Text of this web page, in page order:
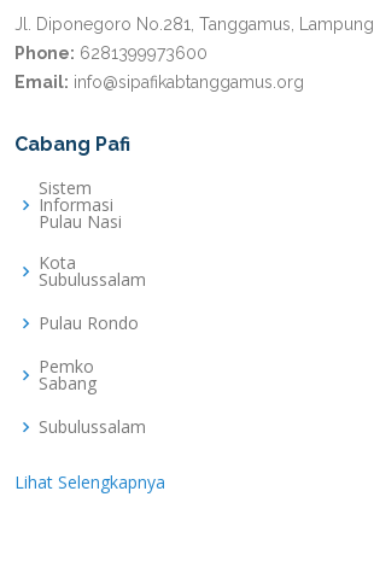
Jl. Diponegoro No.281, Tanggamus, Lampung
Phone: 6281399973600
Email: info@sipafikabtanggamus.org
Cabang Pafi
Sistem
Informasi
Pulau Nasi
Kota
Subulussalam
Pulau Rondo
Pemko
Sabang
Subulussalam
Lihat Selengkapnya